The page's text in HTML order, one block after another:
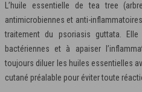
L’huile essentielle de tea tree
antimicrobiennes et anti-
traitement du psoriasis guttata.
bactériennes et à apaiser
toujours diluer les huiles essentielles
cutané préalable pour éviter toute